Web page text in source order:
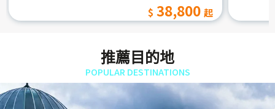
38,800
推薦目的地
POPULAR DESTINATIONS